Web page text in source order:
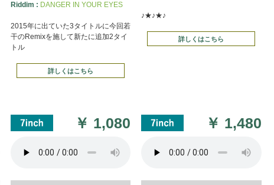
Riddim : DANGER IN YOUR EYES
2015年に出ていた3タイトルに今回若
干のRemixを施して新たに追加2タイ
トル
詳しくはこちら
￥ 1,080
♪★♪★♪
詳しくはこちら
￥ 1,480